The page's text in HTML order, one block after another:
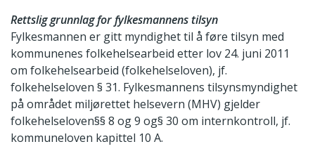
Rettslig grunnlag for fylkesmannens tilsyn
Fylkesmannen er gitt myndighet til å føre tilsyn med
kommunenes folkehelsearbeid etter lov 24. juni 2011
om folkehelsearbeid (folkehelseloven), jf.
folkehelseloven § 31. Fylkesmannens tilsynsmyndighet
på området miljørettet helsevern (MHV) gjelder
folkehelseloven§§ 8 og 9 og§ 30 om internkontroll, jf.
kommuneloven kapittel 10 A.